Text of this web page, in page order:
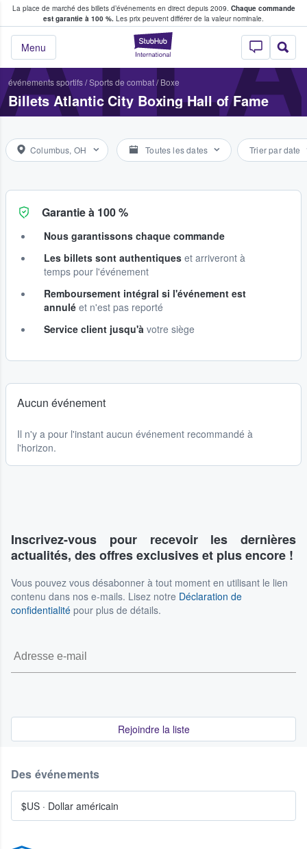
La place de marché des billets d’événements en direct depuis 2009. Chaque commande
est garantie à 100 %. Les prix peuvent différer de la valeur nominale.
StubHub - Où
Menu
fans achètent et vendent des billets
événements sportifs/Sports de combat/ Boxe
Billets Atlantic City Boxing Hall of Fame
Columbus, OH Toutes les dates Trier par date
Garantie à 100 %
Nous garantissons chaque commande
Les billets sont authentiques et arriveront à
temps pour l'événement
Remboursement intégral si l'événement est
annulé et n'est pas reporté
Service client jusqu'à votre siège
Aucun événement
Il n'y a pour l'instant aucun événement recommandé à
l'horizon.
Inscrivez-vous pour recevoir les dernières
actualités, des offres exclusives et plus encore !
Vous pouvez vous désabonner à tout moment en utilisant le lien
contenu dans nos e-mails. Lisez notre Déclaration de
confidentialité pour plus de détails.
Rejoindre la liste
Des événements
$US · Dollar américain